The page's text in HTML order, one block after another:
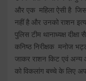
और एक महिला ऐसी है
नहीं है और उनको राशन
पुलिस टीम थानाध्यक्ष
कनिष्ठ निरीक्षक मनोज
जाकर राशन किट एवं अन्य
को विकलांग बच्चे के लिए